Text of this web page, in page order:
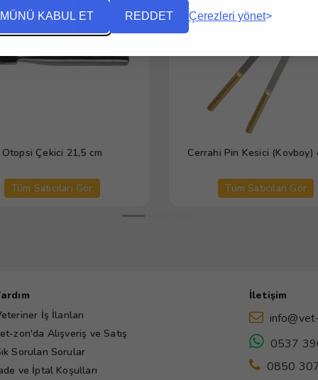
KABUL ET REDDET Çerezleri yönet
Otopsi Çekici 21,5 cm
Tüm Satıcıları Gör
Cerrahi Pin Kesici (Kovboy)
Tüm Satıcıları Gör
İş İlanları
zon'da Alışveriş ve Satış
Sorulan Sorular
ve İptal Koşulları
İletişim
0537
0850